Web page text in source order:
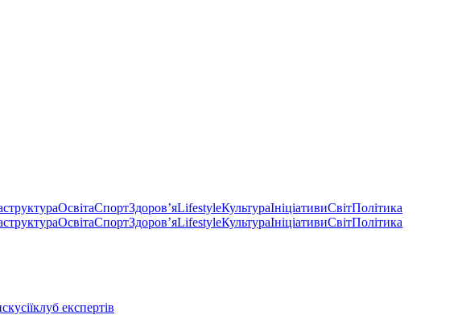
ОсвітаСпортЗдоровʼяLifestyleКультураІніціативиСвітПолітика
ОсвітаСпортЗдоровʼяLifestyleКультураІніціативиСвітПолітика
клуб експертів